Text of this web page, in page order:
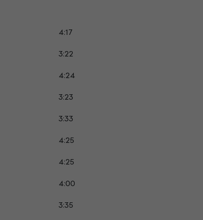
4:17
3:22
4:24
3:23
3:33
4:25
4:25
4:00
3:35